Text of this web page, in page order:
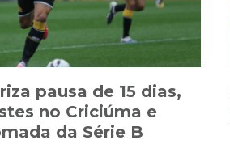
pausa de 15 dias,
no Criciúma e
da Série B